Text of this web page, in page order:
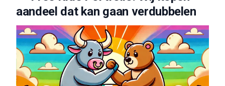
aandeel dat kan gaan verdubbelen